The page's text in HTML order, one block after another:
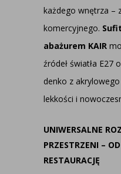
każdego wnętrza –
komercyjnego.
abażurem KAIR
źródeł światła E27
denko z
lekkości i
UNIWERSALNE
PRZESTRZENI –
RESTAURACJĘ